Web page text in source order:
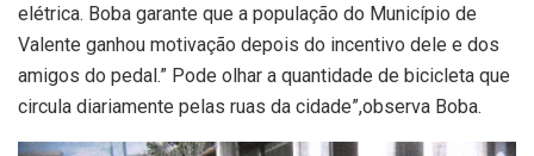
elétrica. Boba garante que a população do Município de
Valente ganhou motivação depois do incentivo dele e dos
amigos do pedal.” Pode olhar a quantidade de bicicleta que
circula diariamente pelas ruas da cidade”,observa Boba.